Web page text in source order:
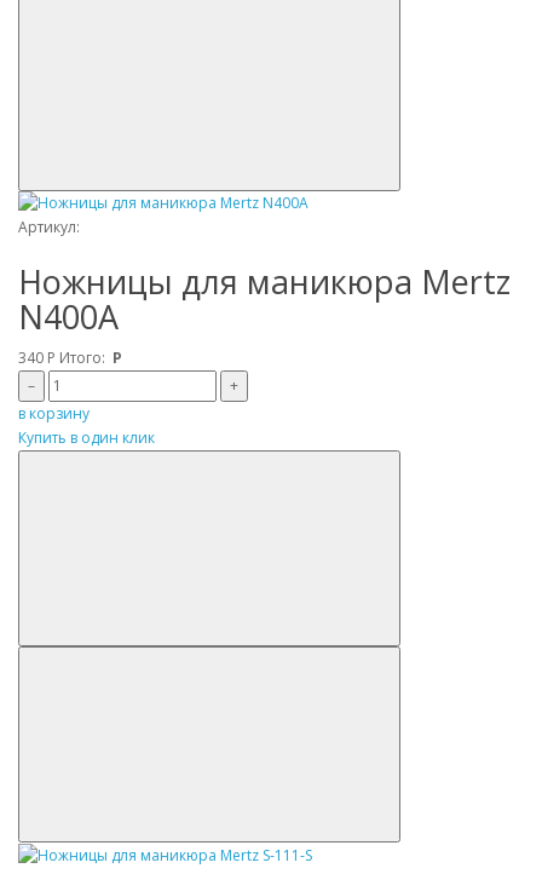
Артикул:
Ножницы для маникюра Mertz
N400A
340 Р Итого: Р
–
+
в корзину
Купить в один клик